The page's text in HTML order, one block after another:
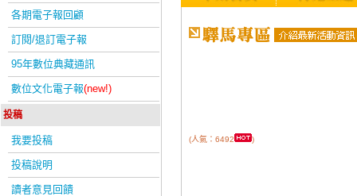
各期電子報回顧
訂閱/退訂電子報
95年數位典藏通訊
數位文化電子報(new!)
投稿
我要投稿
投稿說明
讀者意見回饋
(人氣：6492 )